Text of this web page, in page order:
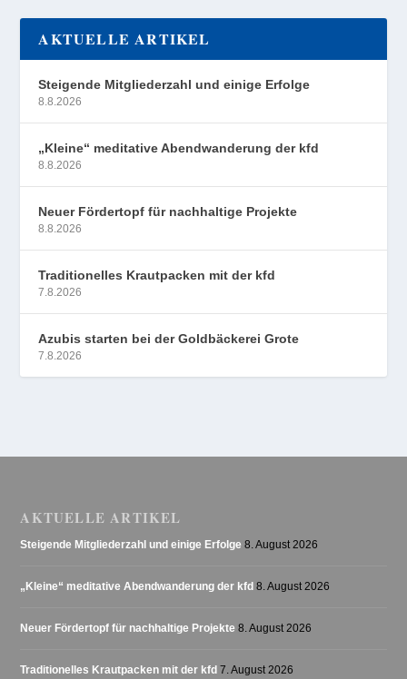
AKTUELLE ARTIKEL
Steigende Mitgliederzahl und einige Erfolge
8.8.2026
„Kleine“ meditative Abendwanderung der kfd
8.8.2026
Neuer Fördertopf für nachhaltige Projekte
8.8.2026
Traditionelles Krautpacken mit der kfd
7.8.2026
Azubis starten bei der Goldbäckerei Grote
7.8.2026
AKTUELLE ARTIKEL
Steigende Mitgliederzahl und einige Erfolge 8. August 2026
„Kleine“ meditative Abendwanderung der kfd 8. August 2026
Neuer Fördertopf für nachhaltige Projekte 8. August 2026
Traditionelles Krautpacken mit der kfd 7. August 2026